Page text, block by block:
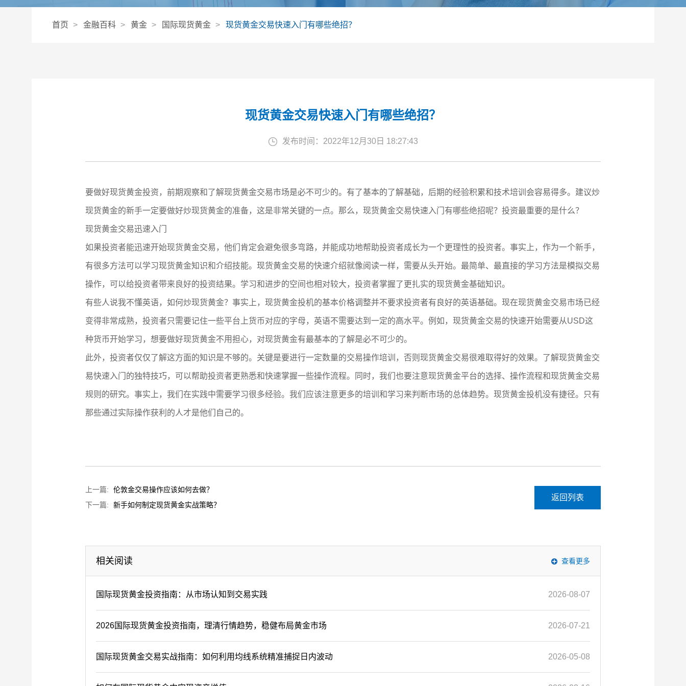
首页 金融百科 黄金 国际现货黄金 现货黄金交易快速入门有哪些绝招？
现货黄金交易快速入门有哪些绝招？
发布时间：2022年12月30日 18:27:43
要做好现货黄金投资，前期观察和了解现货黄金交易市场是必不可少的。有了基本的了解基础，后期的经验积累和技术培训会容易得多。建议炒
现货黄金的新手一定要做好炒现货黄金的准备，这是非常关键的一点。那么，现货黄金交易快速入门有哪些绝招呢？投资最重要的是什么？
现货黄金交易迅速入门
如果投资者能迅速开始现货黄金交易，他们肯定会避免很多弯路，并能成功地帮助投资者成长为一个更理性的投资者。事实上，作为一个新手，
有很多方法可以学习现货黄金知识和介绍技能。现货黄金交易的快速介绍就像阅读一样，需要从头开始。最简单、最直接的学习方法是模拟交易
操作，可以给投资者带来良好的投资结果。学习和进步的空间也相对较大，投资者掌握了更扎实的现货黄金基础知识。
有些人说我不懂英语，如何炒现货黄金？事实上，现货黄金投机的基本价格调整并不要求投资者有良好的英语基础。现在现货黄金交易市场已经
变得非常成熟，投资者只需要记住一些平台上货币对应的字母，英语不需要达到一定的高水平。例如，现货黄金交易的快速开始需要从USD这
种货币开始学习，想要做好现货黄金不用担心，对现货黄金有最基本的了解是必不可少的。
此外，投资者仅仅了解这方面的知识是不够的。关键是要进行一定数量的交易操作培训，否则现货黄金交易很难取得好的效果。了解现货黄金交
易快速入门的独特技巧，可以帮助投资者更熟悉和快速掌握一些操作流程。同时，我们也要注意现货黄金平台的选择、操作流程和现货黄金交易
规则的研究。事实上，我们在实践中需要学习很多经验。我们应该注意更多的培训和学习来判断市场的总体趋势。现货黄金投机没有捷径。只有
那些通过实际操作获利的人才是他们自己的。
上一篇:
伦敦金交易操作应该如何去做？
下一篇:
新手如何制定现货黄金实战策略？
返回列表
相关阅读 查看更多
​国际现货黄金投资指南：从市场认知到交易实践 2026-08-07
2026国际现货黄金投资指南，理清行情趋势，稳健布局黄金市场 2026-07-21
国际现货黄金交易实战指南：如何利用均线系统精准捕捉日内波动 2026-05-08